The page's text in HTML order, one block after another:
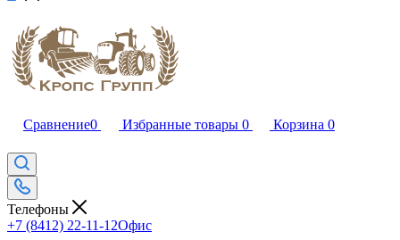
Сравнение0 Избранные товары 0 Корзина 0
Телефоны
+7 (8412) 22-11-12Офис